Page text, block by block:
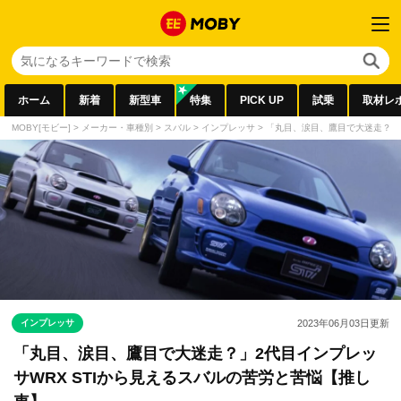
ホーム 新着 新型車 特集 PICK UP 試乗 取材レ
MOBY[モビー] > メーカー・車種別 > スバル > インプレッサ > 「丸目、涙目、鷹目で大迷走？
インプレッサ 2023年06月03日更新
「丸目、涙目、鷹目で大迷走？」2代目インプレッ
サWRX STIから見えるスバルの苦労と苦悩【推し